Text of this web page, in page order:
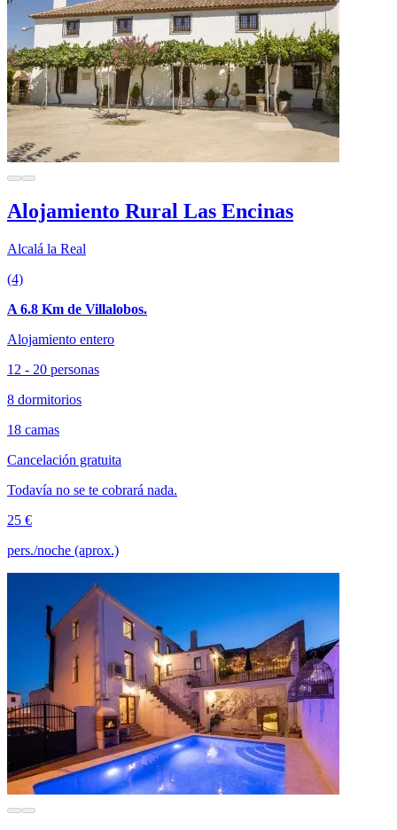
Alojamiento Rural Las Encinas
Alcalá la Real
(4)
A 6.8 Km de Villalobos.
Alojamiento entero
12 - 20 personas
8 dormitorios
18 camas
Cancelación gratuita
Todavía no se te cobrará nada.
25 €
pers./noche (aprox.)